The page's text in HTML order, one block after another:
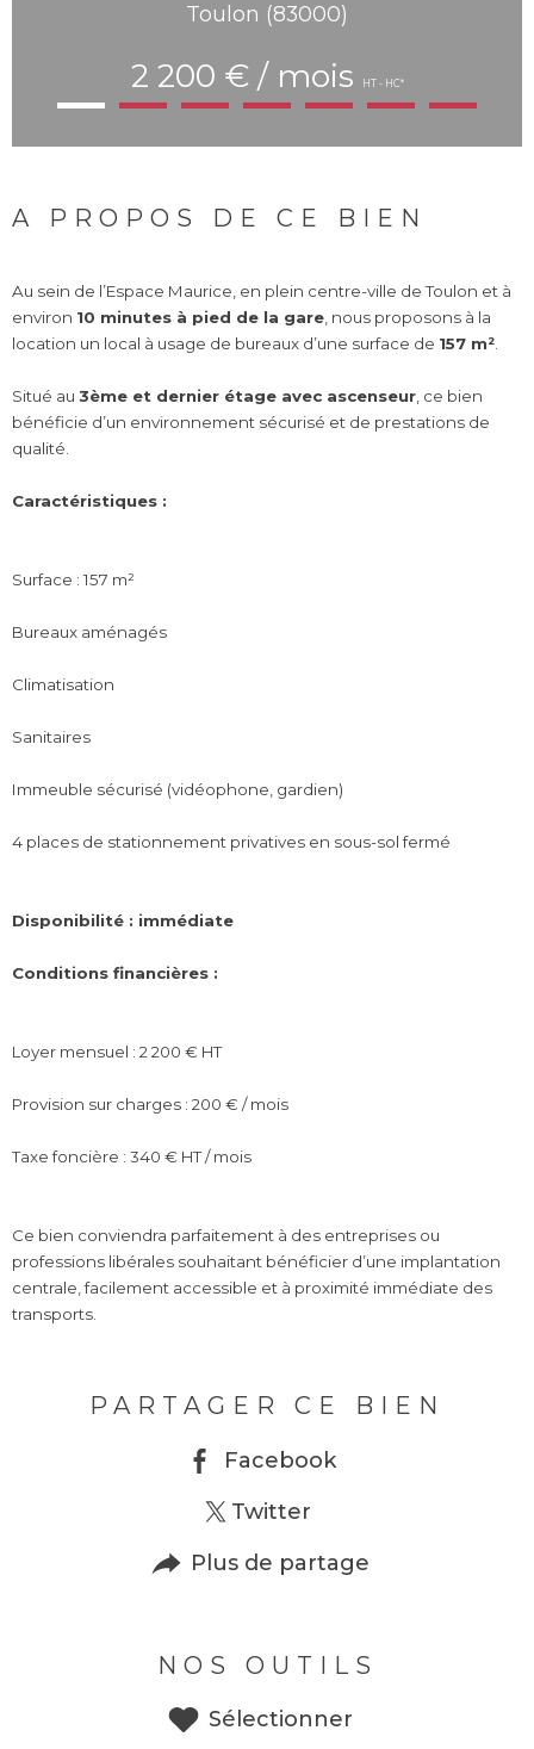
Toulon (83000)
2 200 € / mois HT - HC*
A PROPOS DE CE BIEN
Au sein de l’Espace Maurice, en plein centre-ville de Toulon et à
environ 10 minutes à pied de la gare, nous proposons à la
location un local à usage de bureaux d’une surface de 157 m².
Situé au 3ème et dernier étage avec ascenseur, ce bien
bénéficie d’un environnement sécurisé et de prestations de
qualité.
Caractéristiques :
Surface : 157 m²
Bureaux aménagés
Climatisation
Sanitaires
Immeuble sécurisé (vidéophone, gardien)
4 places de stationnement privatives en sous-sol fermé
Disponibilité : immédiate
Conditions financières :
Loyer mensuel : 2 200 € HT
Provision sur charges : 200 € / mois
Taxe foncière : 340 € HT / mois
Ce bien conviendra parfaitement à des entreprises ou
professions libérales souhaitant bénéficier d’une implantation
centrale, facilement accessible et à proximité immédiate des
transports.
PARTAGER CE BIEN
Facebook
Twitter
Plus de partage
NOS OUTILS
Sélectionner